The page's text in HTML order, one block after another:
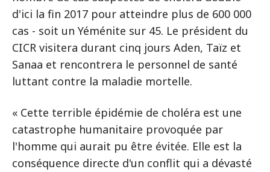
d'ici la fin 2017 pour atteindre plus de 600 000
cas - soit un Yéménite sur 45. Le président du
CICR visitera durant cinq jours Aden, Taïz et
Sanaa et rencontrera le personnel de santé
luttant contre la maladie mortelle.
« Cette terrible épidémie de choléra est une
catastrophe humanitaire provoquée par
l'homme qui aurait pu être évitée. Elle est la
conséquence directe d'un conflit qui a dévasté